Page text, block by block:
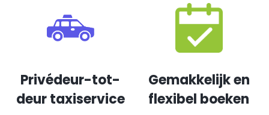
Privédeur-tot-
deur taxiservice
Gemakkelijk en
flexibel boeken